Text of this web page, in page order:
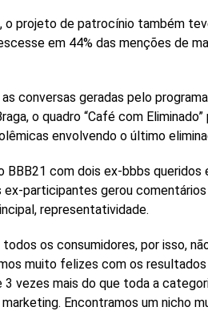
o projeto de patrocínio também
em 44% das menções de
conversas geradas pelo
o quadro “Café com
envolvendo o último
com dois ex-bbbs queridos
ex-participantes gerou
representatividade.
os consumidores, por isso,
muito felizes com os
vezes mais do que toda a
Encontramos um nicho